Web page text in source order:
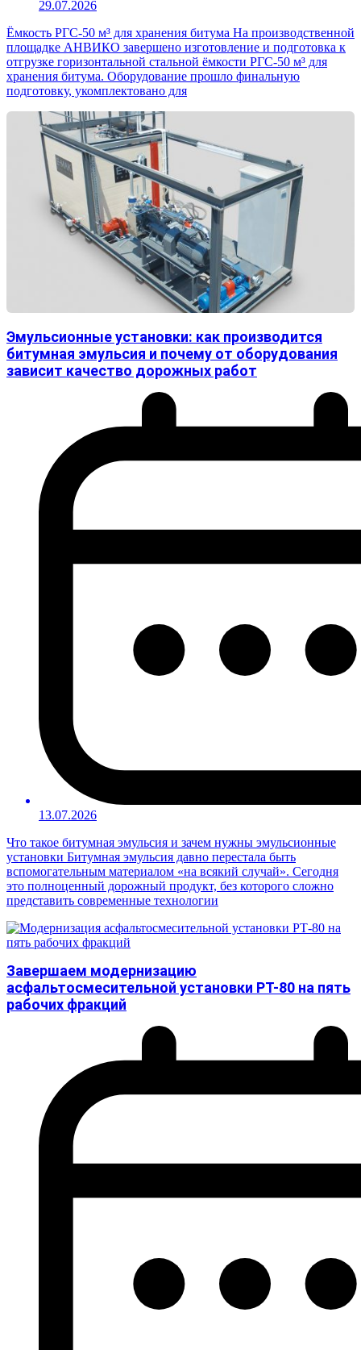
29.07.2026
Ёмкость РГС-50 м³ для хранения битума На производственной
площадке АНВИКО завершено изготовление и подготовка к
отгрузке горизонтальной стальной ёмкости РГС-50 м³ для
хранения битума. Оборудование прошло финальную
подготовку, укомплектовано для
Эмульсионные установки: как производится
битумная эмульсия и почему от оборудования
зависит качество дорожных работ
13.07.2026
Что такое битумная эмульсия и зачем нужны эмульсионные
установки Битумная эмульсия давно перестала быть
вспомогательным материалом «на всякий случай». Сегодня
это полноценный дорожный продукт, без которого сложно
представить современные технологии
Завершаем модернизацию
асфальтосмесительной установки РТ-80 на пять
рабочих фракций